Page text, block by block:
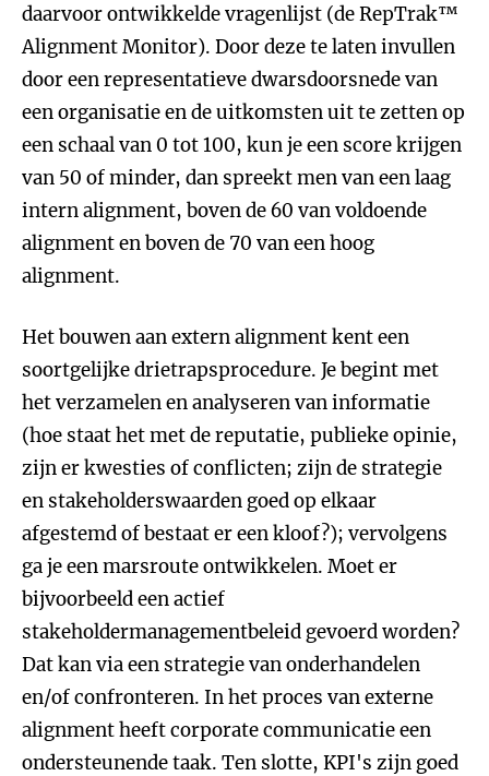
daarvoor ontwikkelde vragenlijst (de RepTrak™
Alignment Monitor). Door deze te laten invullen
door een representatieve dwarsdoorsnede van
een organisatie en de uitkomsten uit te zetten op
een schaal van 0 tot 100, kun je een score krijgen
van 50 of minder, dan spreekt men van een laag
intern alignment, boven de 60 van voldoende
alignment en boven de 70 van een hoog
alignment.
Het bouwen aan extern alignment kent een
soortgelijke drietrapsprocedure. Je begint met
het verzamelen en analyseren van informatie
(hoe staat het met de reputatie, publieke opinie,
zijn er kwesties of conflicten; zijn de strategie
en stakeholderswaarden goed op elkaar
afgestemd of bestaat er een kloof?); vervolgens
ga je een marsroute ontwikkelen. Moet er
bijvoorbeeld een actief
stakeholdermanagementbeleid gevoerd worden?
Dat kan via een strategie van onderhandelen
en/of confronteren. In het proces van externe
alignment heeft corporate communicatie een
ondersteunende taak. Ten slotte, KPI's zijn goed